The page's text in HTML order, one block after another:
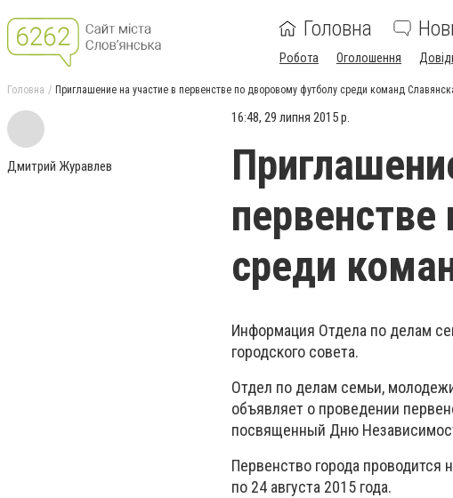
Головна
Робота Оголошення
Головна Приглашение на участие в первенстве по дворовому футболу среди команд
Дмитрий Журавлев
16:48, 29 липня 2015 р.
среди
Информация Отдела по делам
городского совета.
Отдел по делам семьи,
объявляет о проведении
посвященный Дню
Первенство города
по 24 августа 2015 года.